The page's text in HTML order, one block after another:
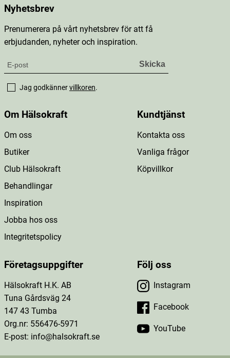
Nyhetsbrev
Prenumerera på vårt nyhetsbrev för att få
erbjudanden, nyheter och inspiration.
Jag godkännervillkoren.
Om Hälsokraft
Om oss
Butiker
Club Hälsokraft
Behandlingar
Inspiration
Jobba hos oss
Integritetspolicy
Kundtjänst
Kontakta oss
Vanliga frågor
Köpvillkor
Företagsuppgifter
Hälsokraft H.K. AB
Tuna Gårdsväg 24
147 43 Tumba
Org.nr: 556476-5971
E-post: info@halsokraft.se
Följ oss
Instagram
Facebook
YouTube